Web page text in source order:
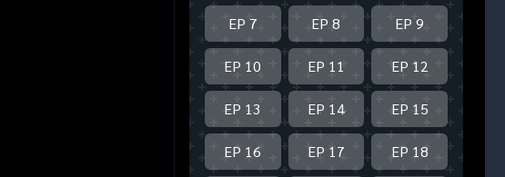
EP 7 EP 8 EP 9
EP 10 EP 11 EP 12
EP 13 EP 14 EP 15
EP 16 EP 17 EP 18